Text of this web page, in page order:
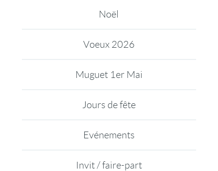
Noël
Voeux 2026
Muguet 1er Mai
Jours de fête
Evénements
Invit / faire-part